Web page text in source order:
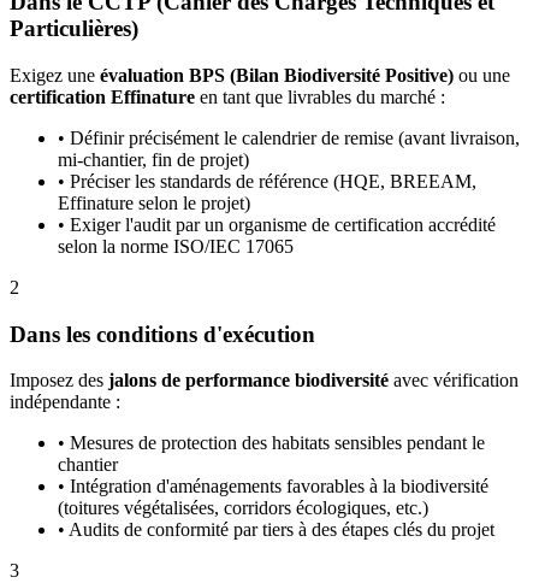
Particulières)
Exigez une évaluation BPS (Bilan Biodiversité Positive) ou une
certification Effinature en tant que livrables du marché :
• Définir précisément le calendrier de remise (avant livraison,
mi-chantier, fin de projet)
• Préciser les standards de référence (HQE, BREEAM,
Effinature selon le projet)
• Exiger l'audit par un organisme de certification accrédité
selon la norme ISO/IEC 17065
2
Dans les conditions d'exécution
Imposez des jalons de performance biodiversité avec vérification
indépendante :
• Mesures de protection des habitats sensibles pendant le
chantier
• Intégration d'aménagements favorables à la biodiversité
(toitures végétalisées, corridors écologiques, etc.)
• Audits de conformité par tiers à des étapes clés du projet
3